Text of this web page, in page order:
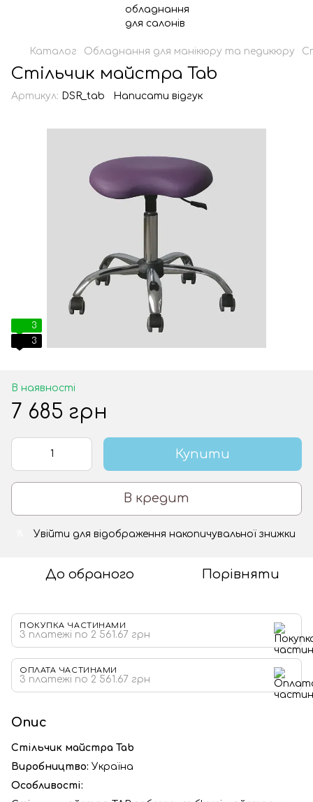
Каталог Обладнання для манікюру та педикюру
Стільчик майстра Tab
Артикул: DSR_tab Написати відгук
3
3
В наявності
7 685 грн
Купити
В кредит
Увійти для відображення накопичувальної знижки
До обраного Порівняти
ПОКУПКА ЧАСТИНАМИ
3 платежі по 2 561.67 грн
ОПЛАТА ЧАСТИНАМИ
3 платежі по 2 561.67 грн
Опис
Стільчик майстра Tab
Виробництво: Україна
Особливості: